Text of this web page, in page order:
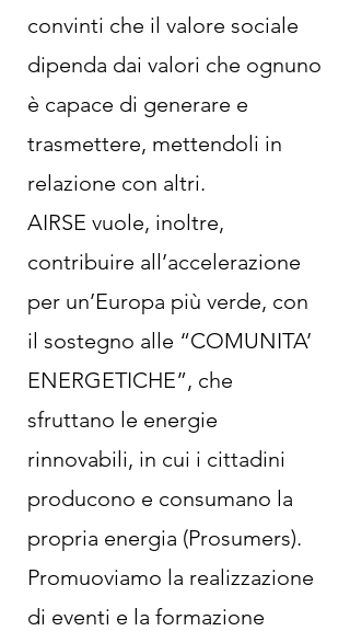
convinti che il valore sociale
dipenda dai valori che ognuno
è capace di generare e
trasmettere, mettendoli in
relazione con altri.
AIRSE vuole, inoltre,
contribuire all’accelerazione
per un’Europa più verde, con
il sostegno alle “COMUNITA’
ENERGETICHE”, che
sfruttano le energie
rinnovabili, in cui i cittadini
producono e consumano la
propria energia (Prosumers).
Promuoviamo la realizzazione
di eventi e la formazione